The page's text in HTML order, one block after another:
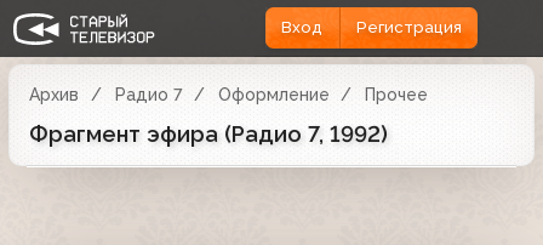
Вход Регистрация
Архив Радио 7 Оформление Прочее
Фрагмент эфира (Радио 7, 1992)